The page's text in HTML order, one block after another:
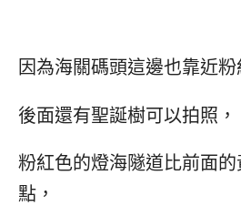
因為海關碼頭這邊也靠近粉
後面還有聖誕樹可以拍照，
粉紅色的燈海隧道比前面
點，